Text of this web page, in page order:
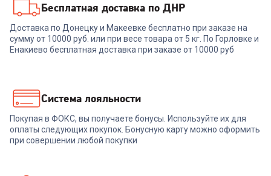
Бесплатная доставка по ДНР
Доставка по Донецку и Макеевке бесплатно при заказе на
сумму от 10000 руб. или при весе товара от 5 кг. По Горловке и
Енакиево бесплатная доставка при заказе от 10000 руб
Система лояльности
Покупая в ФОКС, вы получаете бонусы. Используйте их для
оплаты следующих покупок. Бонусную карту можно оформить
при совершении любой покупки